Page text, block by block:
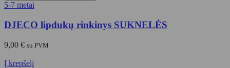
5-7 metai
DJECO lipdukų rinkinys SUKNELĖS
9,00 € su PVM
Į krepšelį